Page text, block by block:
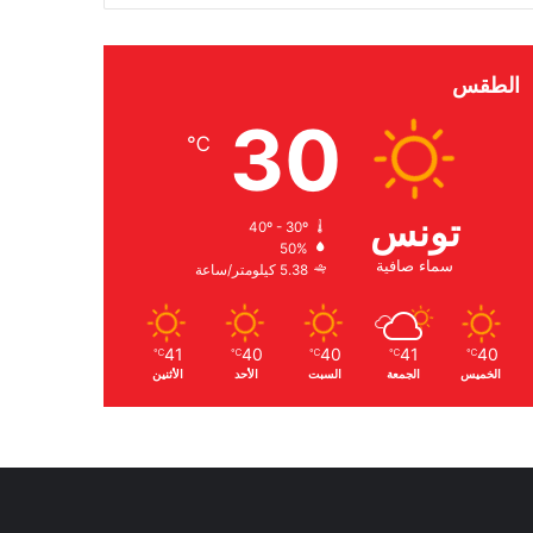
الطقس
تونس
سماء صافية
30
℃
40º - 30º
50%
5.38 كيلومتر/ساعة
40
℃
الخميس
41
℃
الجمعة
40
℃
السبت
40
℃
الأحد
41
℃
الأثنين